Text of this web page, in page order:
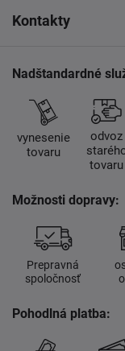
Kontakty
Nadštandardné
vynesenie
tovaru
odvoz
tovaru
Možnosti dopravy:
Prepravná
spoločnosť
Pohodlná platba: